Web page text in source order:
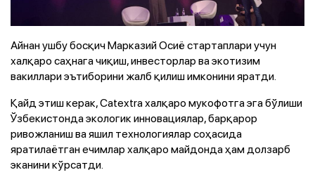
Айнан ушбу босқич Марказий Осиё стартаплари учун
халқаро саҳнага чиқиш, инвесторлар ва экотизим
вакиллари эътиборини жалб қилиш имконини яратди.
Қайд этиш керак, Catextra халқаро мукофотга эга бўлиши
Ўзбекистонда экологик инновациялар, барқарор
ривожланиш ва яшил технологиялар соҳасида
яратилаётган ечимлар халқаро майдонда ҳам долзарб
эканини кўрсатди.